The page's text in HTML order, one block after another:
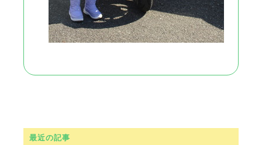
最近の記事